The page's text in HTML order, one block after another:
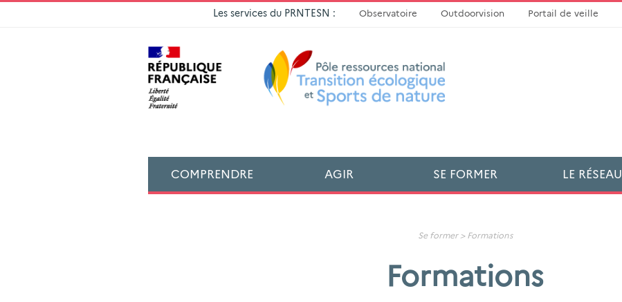
Les services du PRNTESN : Observatoire Outdoorvision Portail de veille
COMPRENDRE AGIR SE FORMER LE RÉSEAU
Se former > Formations
Formations